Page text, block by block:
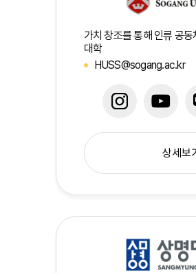
가치 창조를 통해 인류 공
대학
HUSS@sogang.ac.kr
상세보